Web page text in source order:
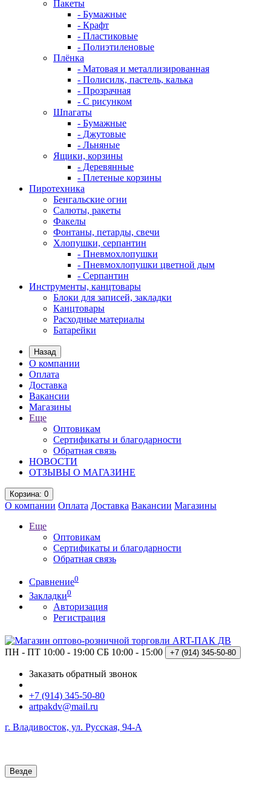
Пакеты
- Бумажные
- Крафт
- Пластиковые
- Полиэтиленовые
Плёнка
- Матовая и металлизированная
- Полисилк, пастель, калька
- Прозрачная
- С рисунком
Шпагаты
- Бумажные
- Джутовые
- Льняные
Ящики, корзины
- Деревянные
- Плетеные корзины
Пиротехника
Бенгальские огни
Салюты, ракеты
Факелы
Фонтаны, петарды, свечи
Хлопушки, серпантин
- Пневмохлопушки
- Пневмохлопушки цветной дым
- Серпантин
Инструменты, канцтовары
Блоки для записей, закладки
Канцтовары
Расходные материалы
Батарейки
Назад
О компании
Оплата
Доставка
Вакансии
Магазины
Еще
Оптовикам
Сертификаты и благодарности
Обратная связь
НОВОСТИ
ОТЗЫВЫ О МАГАЗИНЕ
Корзина: 0
О компании Оплата Доставка Вакансии Магазины
Еще
Оптовикам
Сертификаты и благодарности
Обратная связь
Сравнение0
Закладки0
Авторизация
Регистрация
ПН - ПТ 10:00 - 19:00 СБ 10:00 - 15:00 +7 (914) 345-50-80
Заказать обратный звонок
+7 (914) 345-50-80
artpakdv@mail.ru
г. Владивосток, ул. Русская, 94-А
Везде